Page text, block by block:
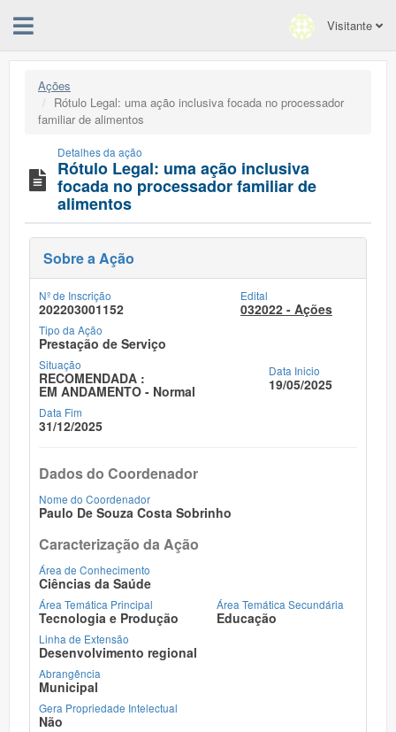
Visitante
Ações
Rótulo Legal: uma ação inclusiva focada no processador
familiar de alimentos
Detalhes da ação
Rótulo Legal: uma ação inclusiva
focada no processador familiar de
alimentos
Sobre a Ação
Nº de Inscrição
202203001152
Edital
032022 - Ações
Tipo da Ação
Prestação de Serviço
Situação
RECOMENDADA :
EM ANDAMENTO - Normal
Data Inicio
19/05/2025
Data Fim
31/12/2025
Dados do Coordenador
Nome do Coordenador
Paulo De Souza Costa Sobrinho
Caracterização da Ação
Área de Conhecimento
Ciências da Saúde
Área Temática Principal
Tecnologia e Produção
Área Temática Secundária
Educação
Linha de Extensão
Desenvolvimento regional
Abrangência
Municipal
Gera Propriedade Intelectual
Não